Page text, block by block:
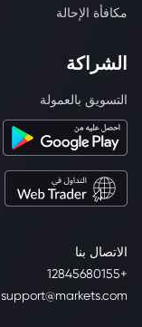
الاتصال بنا
+12845680155
support@markets.com
مكافأة الإحالة
الشراكة
التسويق بالعمولة